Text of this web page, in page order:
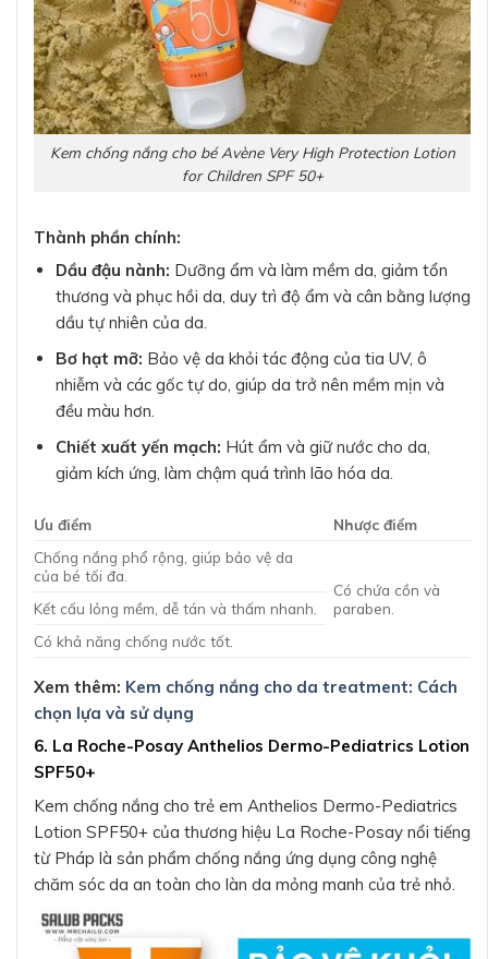
Kem chống nắng cho bé Avène Very High Protection Lotion
for Children SPF 50+
Thành phần chính:
Dầu đậu nành: Dưỡng ẩm và làm mềm da, giảm tổn
thương và phục hồi da, duy trì độ ẩm và cân bằng lượng
dầu tự nhiên của da.
Bơ hạt mỡ: Bảo vệ da khỏi tác động của tia UV, ô
nhiễm và các gốc tự do, giúp da trở nên mềm mịn và
đều màu hơn.
Chiết xuất yến mạch: Hút ẩm và giữ nước cho da,
giảm kích ứng, làm chậm quá trình lão hóa da.
Ưu điểm
Nhược điểm
Chống nắng phổ rộng, giúp bảo vệ da
của bé tối đa.
Có chứa cồn và
paraben.
Kết cấu lỏng mềm, dễ tán và thấm nhanh.
Có khả năng chống nước tốt.
Xem thêm: Kem chống nắng cho da treatment: Cách
chọn lựa và sử dụng
6. La Roche-Posay Anthelios Dermo-Pediatrics Lotion
SPF50+
Kem chống nắng cho trẻ em Anthelios Dermo-Pediatrics
Lotion SPF50+ của thương hiệu La Roche-Posay nổi tiếng
từ Pháp là sản phẩm chống nắng ứng dụng công nghệ
chăm sóc da an toàn cho làn da mỏng manh của trẻ nhỏ.